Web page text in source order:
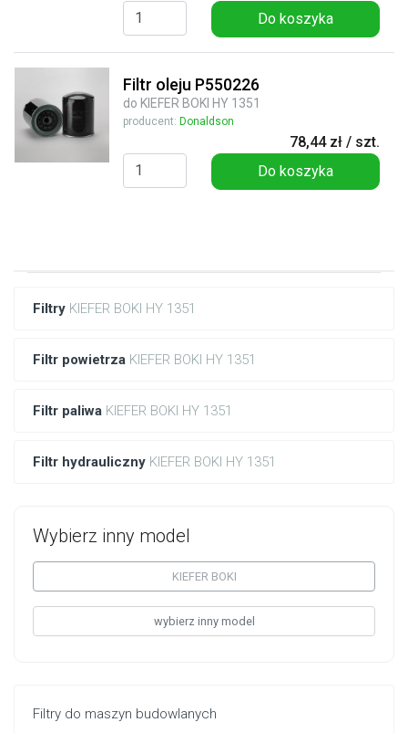
Filtry KIEFER BOKI HY 1351
Filtr powietrza KIEFER BOKI HY 1351
Filtr paliwa KIEFER BOKI HY 1351
Filtr hydrauliczny KIEFER BOKI HY 1351
Wybierz inny model
KIEFER BOKI
wybierz inny model
Filtry do maszyn budowlanych
Do koszyka
Filtr oleju P550226
do KIEFER BOKI HY 1351
producent: Donaldson
78,44 zł / szt.
Do koszyka